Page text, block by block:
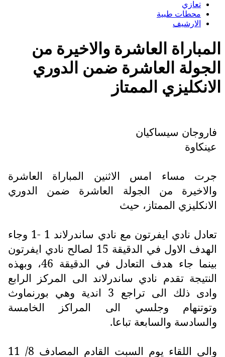
تعازي
محطات طبية
الارشيف
المباراة العاشرة والاخيرة من
الجولة العاشرة ضمن الدوري
الانكليزي الممتاز
فاروجان سيساكيان
عينكاوة
جرت مساء امس الاثنين المباراة العاشرة
والاخيرة من الجولة العاشرة ضمن الدوري
الانكليزي الممتاز، حيث
تعادل نادي ايفرتون مع نادي ساندرلاند 1 -1 وجاء
الهدف الاول في الدقيقة 15 لصالح نادي ايفرتون
بينما جاء هدف التعادل في الدقيقة 46، وبهذه
النتيجة تقدم نادي ساندرلاند الى المركز الرابع
وادى ذلك الى تراجع 3 اندية وهي بورنماوث
وتوتنهام وجلسي الى المراكز الخامسة
والسادسة والسابعة تباعا.
والى اللقاء يوم السبت القادم المصادف 8/ 11